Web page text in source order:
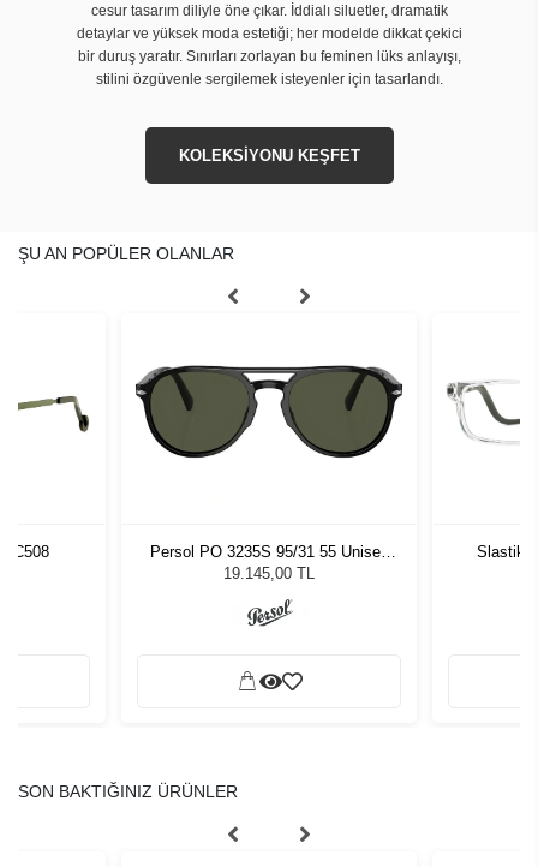
cesur tasarım diliyle öne çıkar. İddialı siluetler, dramatik
detaylar ve yüksek moda estetiği; her modelde dikkat çekici
bir duruş yaratır. Sınırları zorlayan bu feminen lüks anlayışı,
stilini özgüvenle sergilemek isteyenler için tasarlandı.
KOLEKSİYONU KEŞFET
ŞU AN POPÜLER OLANLAR
C508
Persol PO 3235S 95/31 55 Unisex
Güneş Gözlüğü
19.145,00 TL
Slastik
SON BAKTIĞINIZ ÜRÜNLER